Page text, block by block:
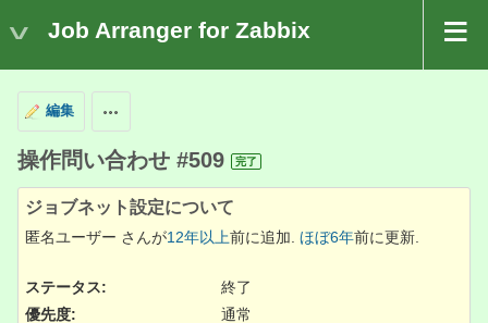
Job Arranger for Zabbix
編集
操作問い合わせ #509 完了
ジョブネット設定について
匿名ユーザー さんが12年以上前に追加. ほぼ6年前に更新.
ステータス:
終了
優先度:
通常